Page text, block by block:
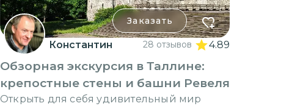
Заказать
Константин 28 отзывов 4.89
Обзорная экскурсия в Таллине:
крепостные стены и башни Ревеля
Открыть для себя удивительный мир